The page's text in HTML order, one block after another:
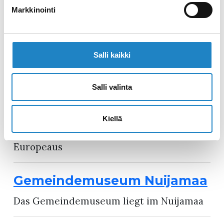
Markkinointi
Salli kaikki
Salli valinta
Kiellä
Südkarelien Museum
Geschichte von Südkarelien vom
Europaeus Museum
Lebensstationen und umfangreiches
Lebenswerk des Archäologen D. E. D.
Europeaus
Gemeindemuseum Nuijamaa
Das Gemeindemuseum liegt im Nuijamaa